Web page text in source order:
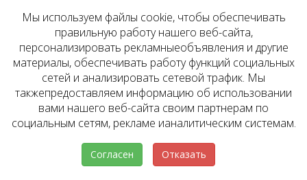
СКЛАДЫ
с арендным потоком
с потенциальным АП
на этапе строительства
КОНТАКТЫ
+7 495 637 80 42
hello@inv.estate
Пользовательское соглашение
Мы используем файлы cookie, чтобы обеспечивать
правильную работу нашего веб-сайта,
персонализировать рекламныеобъявления и другие
материалы, обеспечивать работу функций социальных
сетей и анализировать сетевой трафик. Мы
такжепредоставляем информацию об использовании
вами нашего веб-сайта своим партнерам по
социальным сетям, рекламе ианалитическим системам.
Согласен Отказать